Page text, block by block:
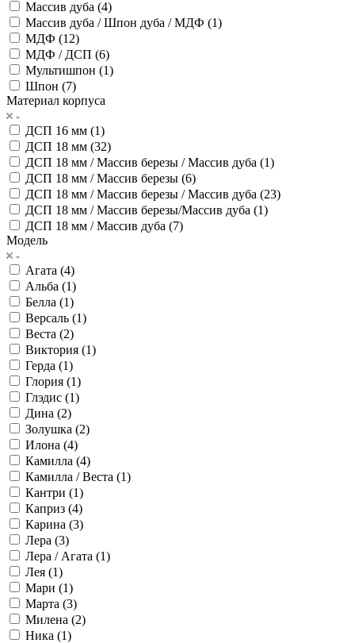
Массив дуба (4)
Массив дуба / Шпон дуба / МДФ (1)
МДФ (12)
МДФ / ДСП (6)
Мультишпон (1)
Шпон (7)
Материал корпуса
ДСП 16 мм (1)
ДСП 18 мм (32)
ДСП 18 мм / Массив березы / Массив дуба (1)
ДСП 18 мм / Массив березы (6)
ДСП 18 мм / Массив березы / Массив дуба (23)
ДСП 18 мм / Массив березы/Массив дуба (1)
ДСП 18 мм / Массив дуба (7)
Модель
Агата (4)
Альба (1)
Белла (1)
Версаль (1)
Веста (2)
Виктория (1)
Герда (1)
Глория (1)
Глэдис (1)
Дина (2)
Золушка (2)
Илона (4)
Камилла (4)
Камилла / Веста (1)
Кантри (1)
Каприз (4)
Карина (3)
Лера (3)
Лера / Агата (1)
Лея (1)
Мари (1)
Марта (3)
Милена (2)
Ника (1)